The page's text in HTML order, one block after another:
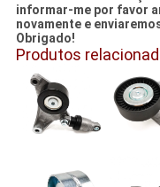
informar-me por favor
novamente e
Obrigado!
Produtos